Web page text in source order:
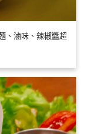
、滷味、辣椒醬超